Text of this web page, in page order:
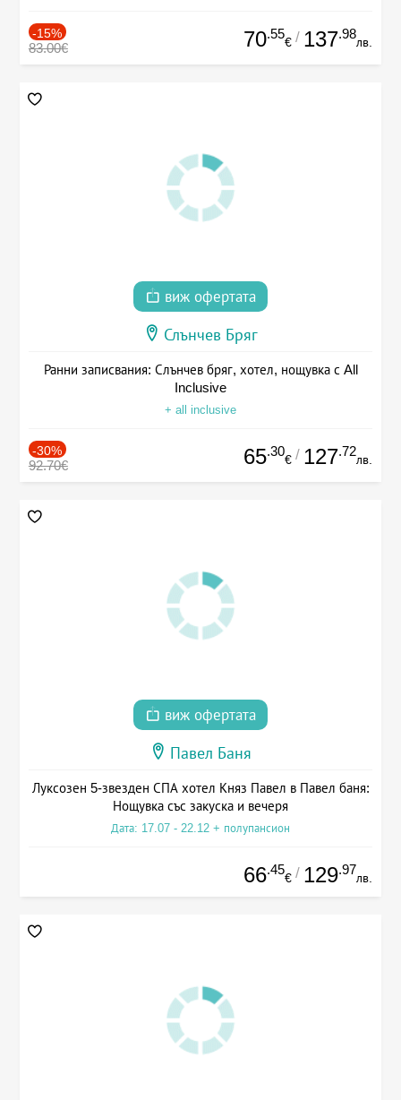
-15%
83.00€ 70.55
€ / 137.98
лв.
виж офертата
Слънчев Бряг
Ранни записвания: Слънчев бряг, хотел, нощувка с All
Inclusive
+ all inclusive
-30%
92.70€ 65.30
€ / 127.72
лв.
виж офертата
Павел Баня
Луксозен 5-звезден СПА хотел Княз Павел в Павел баня:
Нощувка със закуска и вечеря
Дата: 17.07 - 22.12 + полупансион
66.45
€ / 129.97
лв.